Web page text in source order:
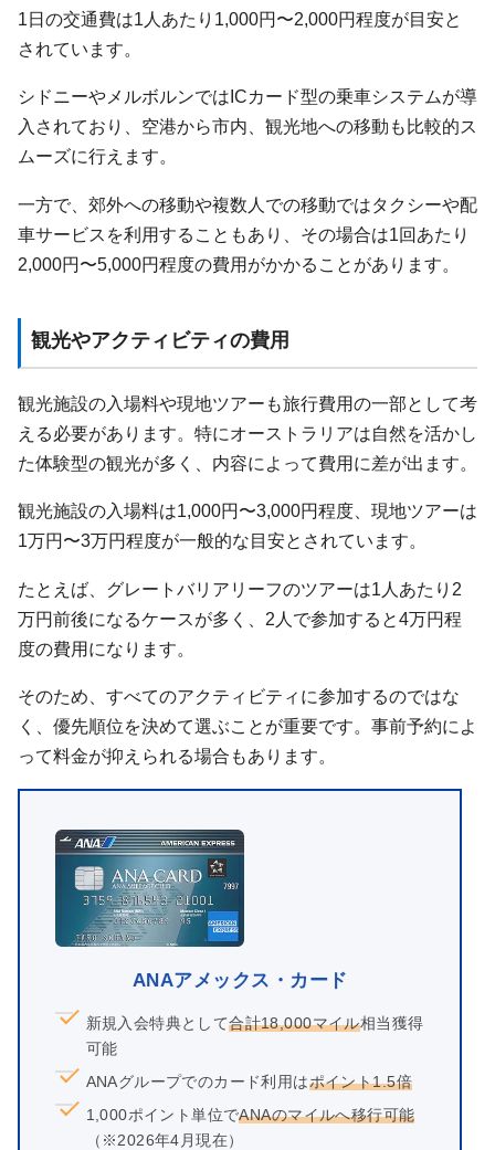
1日の交通費は1人あたり1,000円〜2,000円程度が目安と
されています。
シドニーやメルボルンではICカード型の乗車システムが導
入されており、空港から市内、観光地への移動も比較的ス
ムーズに行えます。
一方で、郊外への移動や複数人での移動ではタクシーや配
車サービスを利用することもあり、その場合は1回あたり
2,000円〜5,000円程度の費用がかかることがあります。
観光やアクティビティの費用
観光施設の入場料や現地ツアーも旅行費用の一部として考
える必要があります。特にオーストラリアは自然を活かし
た体験型の観光が多く、内容によって費用に差が出ます。
観光施設の入場料は1,000円〜3,000円程度、現地ツアーは
1万円〜3万円程度が一般的な目安とされています。
たとえば、グレートバリアリーフのツアーは1人あたり2
万円前後になるケースが多く、2人で参加すると4万円程
度の費用になります。
そのため、すべてのアクティビティに参加するのではな
く、優先順位を決めて選ぶことが重要です。事前予約によ
って料金が抑えられる場合もあります。
ANAアメックス・カード
新規入会特典として合計18,000マイル相当獲得
可能
ANAグループでのカード利用はポイント1.5倍
1,000ポイント単位でANAのマイルへ移行可能
（※2026年4月現在）